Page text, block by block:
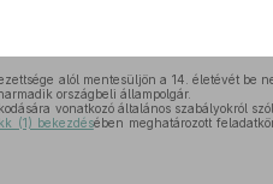
alól mentesüljön a 14. életévét be
országbeli állampolgár.
vonatkozó általános szabályokról
(1) bekezdésében meghatározott